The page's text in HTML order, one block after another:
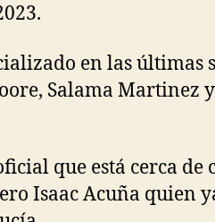
en las últimas
Salama Martinez
que está cerca de
Isaac Acuña quien